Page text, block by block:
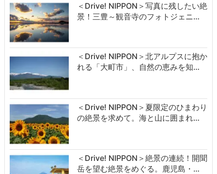
＜Drive! NIPPON＞写真に残したい絶
景！三豊～観音寺のフォトジェニ…
＜Drive! NIPPON＞北アルプスに抱か
れる「大町市」、自然の恵みを知…
＜Drive! NIPPON＞夏限定のひまわり
の絶景を求めて。海と山に囲まれ…
＜Drive! NIPPON＞絶景の連続！開聞
岳を望む絶景をめぐる。鹿児島・…